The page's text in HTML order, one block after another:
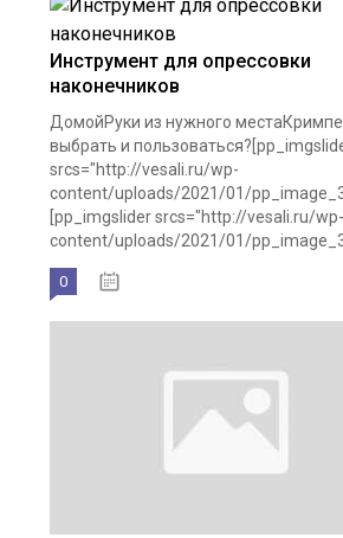
Инструмент для опрессовки
наконечников
ДомойРуки из нужного
выбрать и
srcs="http://vesali.ru/wp-
content/uploads/2021/01/
[pp_imgslider srcs="http://vesali.ru/wp-
content/uploads/2021/01/
0